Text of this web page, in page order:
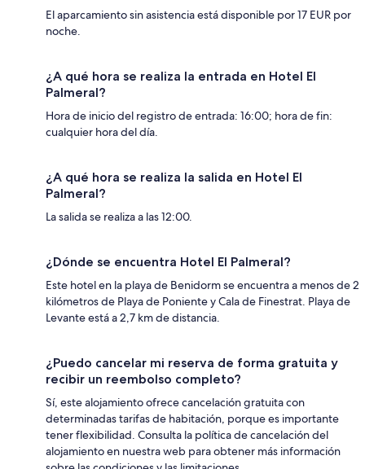
El aparcamiento sin asistencia está disponible por 17 EUR por
noche.
¿A qué hora se realiza la entrada en Hotel El
Palmeral?
Hora de inicio del registro de entrada: 16:00; hora de fin:
cualquier hora del día.
¿A qué hora se realiza la salida en Hotel El
Palmeral?
La salida se realiza a las 12:00.
¿Dónde se encuentra Hotel El Palmeral?
Este hotel en la playa de Benidorm se encuentra a menos de 2
kilómetros de Playa de Poniente y Cala de Finestrat. Playa de
Levante está a 2,7 km de distancia.
¿Puedo cancelar mi reserva de forma gratuita y
recibir un reembolso completo?
Sí, este alojamiento ofrece cancelación gratuita con
determinadas tarifas de habitación, porque es importante
tener flexibilidad. Consulta la política de cancelación del
alojamiento en nuestra web para obtener más información